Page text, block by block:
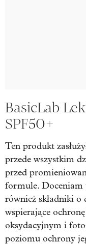
BasicLab
SPF50+
Ten produkt
przede wszystkim
przed
formule. Doceniam
również składniki o
wspierające
oksydacyjnym i
poziomu ochrony